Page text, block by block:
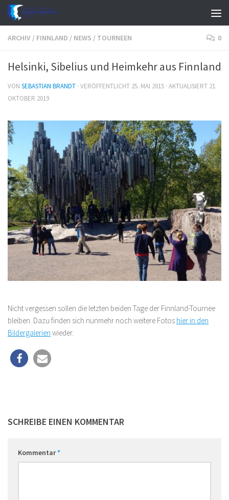
Zum Inhalt springen
ARCHIV / FINNLAND / NEWS / TOURNEEN 0
Helsinki, Sibelius und Heimkehr aus Finnland
VON SEBASTIAN BRANDT · VERÖFFENTLICHT 25. MAI 2015 · AKTUALISIERT 21.
OKTOBER 2019
Nicht vergessen sollen die letzten beiden Tage der Finnland-Tournee
bleiben. Dazu finden sich nunmehr noch weitere Fotos hier in den
Bildergalerien wieder.
SCHREIBE EINEN KOMMENTAR
Kommentar*